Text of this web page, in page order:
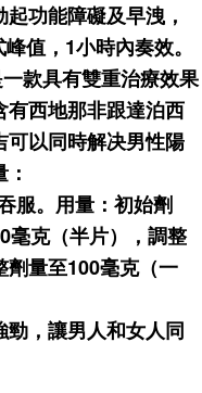
功能障礙及早洩，
值，1小時內奏效。
款具有雙重治療效果
有西地那非跟達泊西
以同時解决男性陽
服。用量：初始劑
毫克（半片），調整
量至100毫克（一
，讓男人和女人同